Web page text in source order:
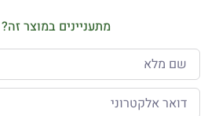
מתעניינים במוצר